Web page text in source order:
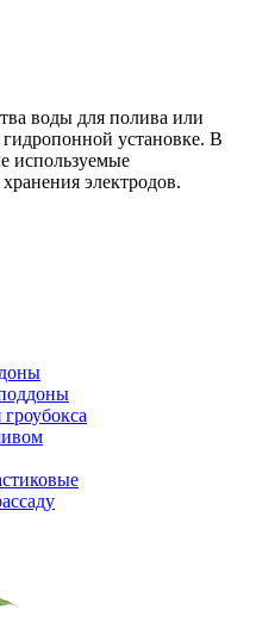
воды для полива или
гидропонной установке. В
используемые
электродов.